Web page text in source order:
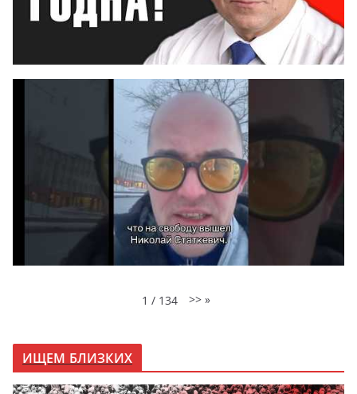
1 / 134 >> »
ИЩЕМ БЛИЗКИХ